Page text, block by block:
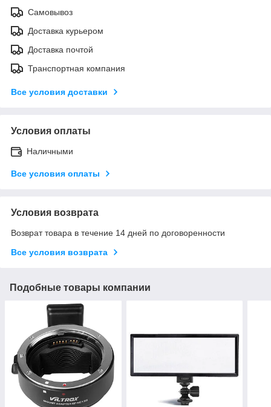
Самовывоз
Доставка курьером
Доставка почтой
Транспортная компания
Все условия доставки
Условия оплаты
Наличными
Все условия оплаты
Условия возврата
Возврат товара в течение 14 дней по договоренности
Все условия возврата
Подобные товары компании